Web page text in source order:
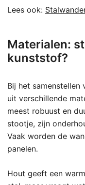
Lees ook:
Materialen:
kunststof?
Bij het samenstellen
uit verschillende
meest robuust en
stootje, zijn
Vaak worden de
panelen.
Hout geeft een